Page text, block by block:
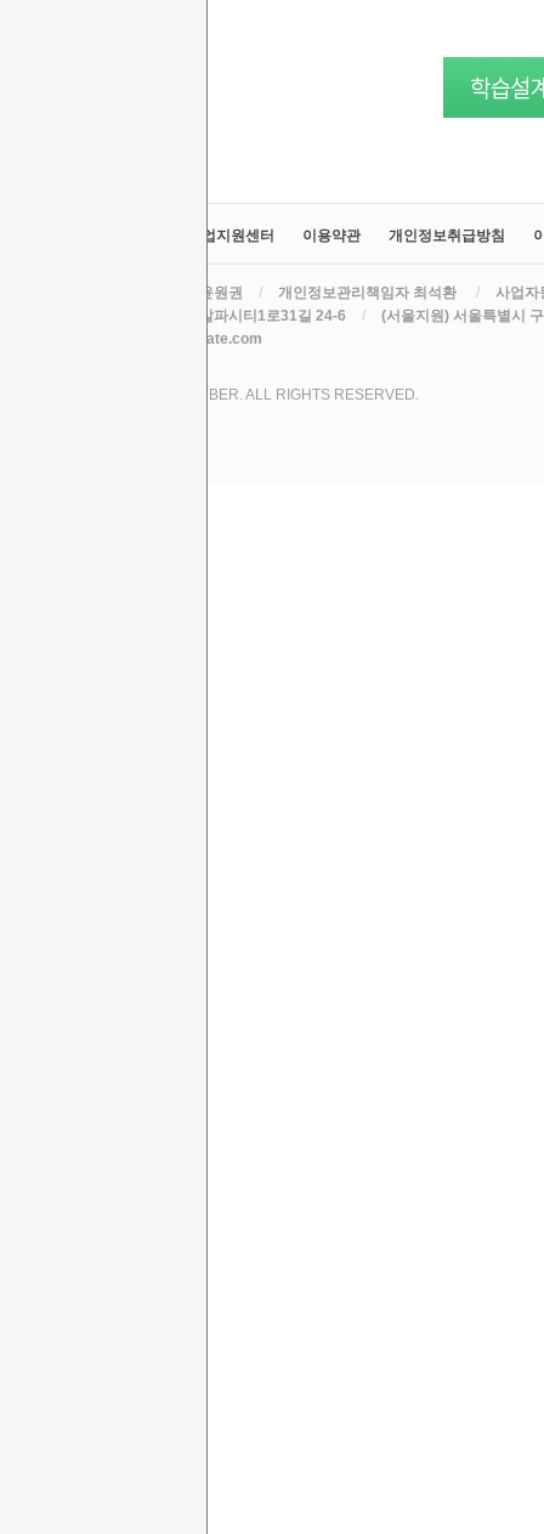
취업지원센터 이용약관 개인정보취급방침
대표 윤원권 / 개인정보관리책임자 최석환 /
사업자
주소 (본원) 대구광역시 수성구 알파시티1로31길 24-6
/
(서울지원) 서울특별시
EMAIL csh78mm@nate.com
COPYRIGHT (C) 2017 LINE CYBER. ALL RIGHTS RESERVED.